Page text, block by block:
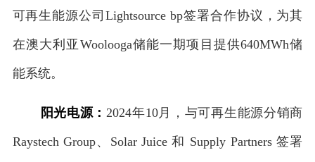
可再生能源公司Lightsource bp签署合作协议，为其
在澳大利亚Woolooga储能一期项目提供640MWh储
能系统。
阳光电源： 2024年10月，与可再生能源分销商
Raystech Group、Solar Juice 和 Supply Partners 签署